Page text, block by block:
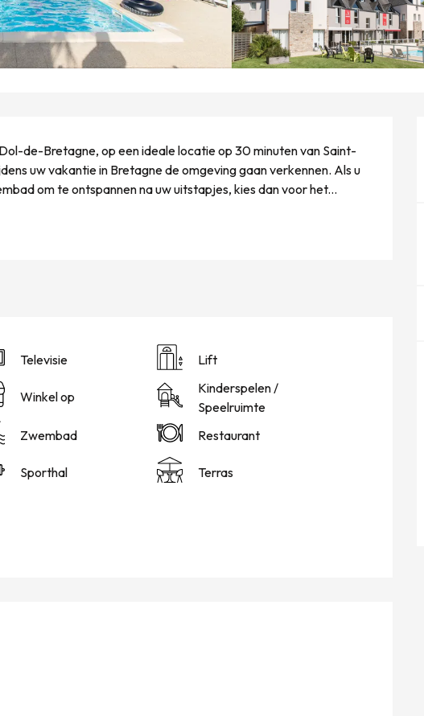
de-Bretagne, op een ideale locatie op 30 minuten van Saint-
uw vakantie in Bretagne de omgeving gaan verkennen. Als u
om te ontspannen na uw uitstapjes, kies dan voor het...
Televisie Lift
Winkel op
Kinderspelen /
Speelruimte
Zwembad Restaurant
Sporthal Terras